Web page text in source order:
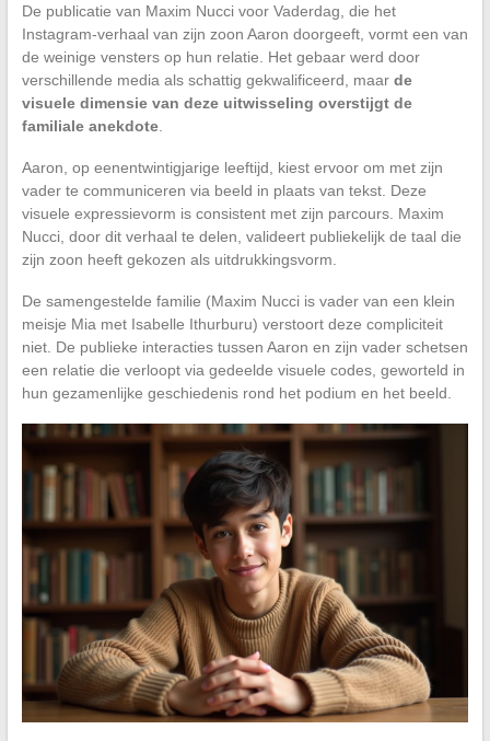
De publicatie van Maxim Nucci voor Vaderdag, die het
Instagram-verhaal van zijn zoon Aaron doorgeeft, vormt een van
de weinige vensters op hun relatie. Het gebaar werd door
verschillende media als schattig gekwalificeerd, maar de
visuele dimensie van deze uitwisseling overstijgt de
familiale anekdote.
Aaron, op eenentwintigjarige leeftijd, kiest ervoor om met zijn
vader te communiceren via beeld in plaats van tekst. Deze
visuele expressievorm is consistent met zijn parcours. Maxim
Nucci, door dit verhaal te delen, valideert publiekelijk de taal die
zijn zoon heeft gekozen als uitdrukkingsvorm.
De samengestelde familie (Maxim Nucci is vader van een klein
meisje Mia met Isabelle Ithurburu) verstoort deze compliciteit
niet. De publieke interacties tussen Aaron en zijn vader schetsen
een relatie die verloopt via gedeelde visuele codes, geworteld in
hun gezamenlijke geschiedenis rond het podium en het beeld.